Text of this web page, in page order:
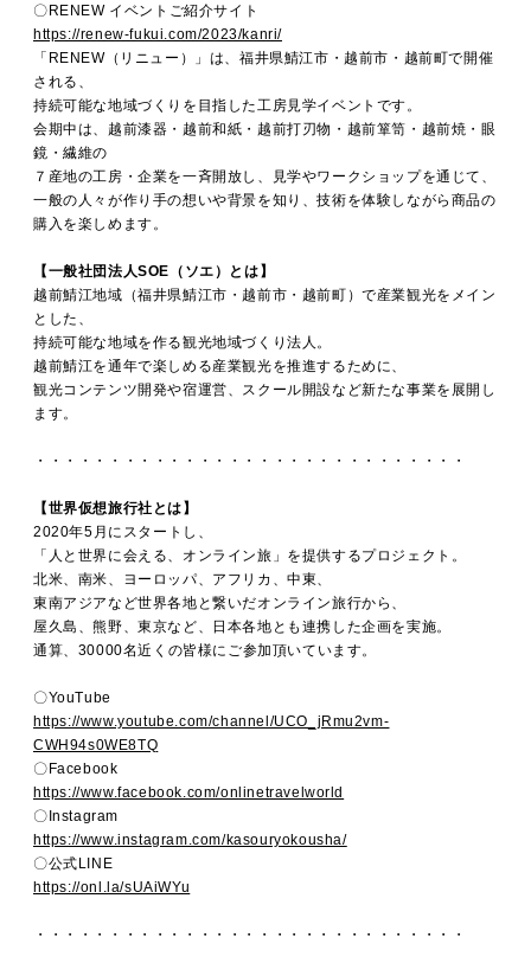
〇RENEW イベントご紹介サイト
https://renew-fukui.com/2023/kanri/
「RENEW（リニュー）」は、福井県鯖江市・越前市・越前町で開催
される、
持続可能な地域づくりを目指した工房見学イベントです。
会期中は、越前漆器・越前和紙・越前打刃物・越前箪笥・越前焼・眼
鏡・繊維の
７産地の工房・企業を一斉開放し、見学やワークショップを通じて、
一般の人々が作り手の想いや背景を知り、技術を体験しながら商品の
購入を楽しめます。
【一般社団法人SOE（ソエ）とは】
越前鯖江地域（福井県鯖江市・越前市・越前町）で産業観光をメイン
とした、
持続可能な地域を作る観光地域づくり法人。
越前鯖江を通年で楽しめる産業観光を推進するために、
観光コンテンツ開発や宿運営、スクール開設など新たな事業を展開し
ます。
・・・・・・・・・・・・・・・・・・・・・・・・・・・・・
【世界仮想旅行社とは】
2020年5月にスタートし、
「人と世界に会える、オンライン旅」を提供するプロジェクト。
北米、南米、ヨーロッパ、アフリカ、中東、
東南アジアなど世界各地と繋いだオンライン旅行から、
屋久島、熊野、東京など、日本各地とも連携した企画を実施。
通算、30000名近くの皆様にご参加頂いています。
〇YouTube
https://www.youtube.com/channel/UCO_jRmu2vm-
CWH94s0WE8TQ
〇Facebook
https://www.facebook.com/onlinetravelworld
〇Instagram
https://www.instagram.com/kasouryokousha/
〇公式LINE
https://onl.la/sUAiWYu
・・・・・・・・・・・・・・・・・・・・・・・・・・・・・